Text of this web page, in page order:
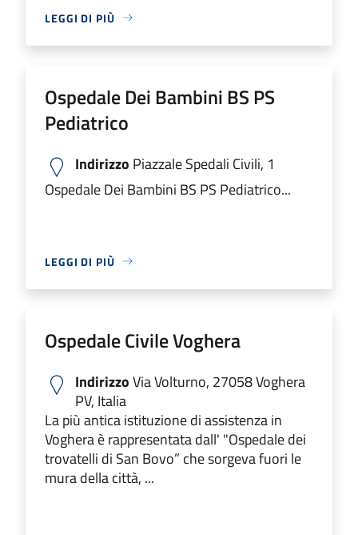
LEGGI DI PIÙ
Ospedale Dei Bambini BS PS
Pediatrico
Indirizzo Piazzale Spedali Civili, 1
Ospedale Dei Bambini BS PS Pediatrico...
LEGGI DI PIÙ
Ospedale Civile Voghera
IndirizzoVia Volturno, 27058 Voghera
PV, Italia
La più antica istituzione di assistenza in
Voghera è rappresentata dall' "Ospedale dei
trovatelli di San Bovo” che sorgeva fuori le
mura della città, ...